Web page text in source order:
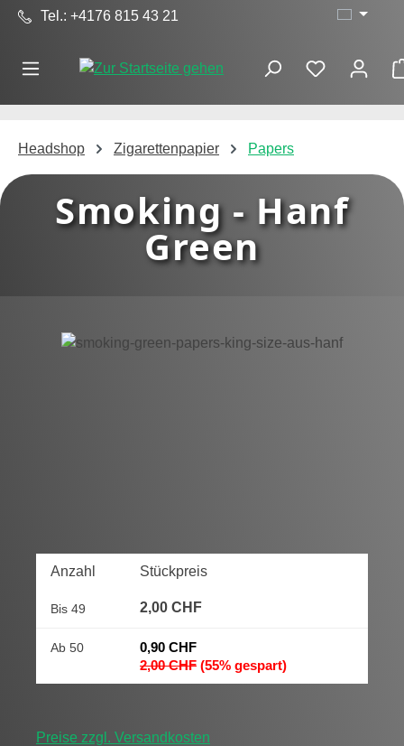
Zum Hauptinhalt springen
Tel.: +4176 815 43 21
Headshop Zigarettenpapier Papers
Smoking - Hanf
Green
Bildergalerie überspringen
Anzahl Stückpreis
Bis 49 2,00 CHF
Ab 50
0,90 CHF
2,00 CHF (55% gespart)
Preise zzgl. Versandkosten